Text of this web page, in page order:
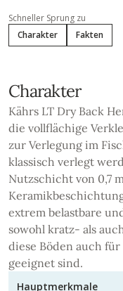
Schneller Sprung zu
Charakter
Fakten
Charakter
Kährs LT Dry Back
die vollflächige
zur Verlegung im
klassisch verlegt
Nutzschicht von 0,7
extrem belastbare
sowohl kratz- als
diese Böden auch
geeignet sind.
Hauptmerkmale